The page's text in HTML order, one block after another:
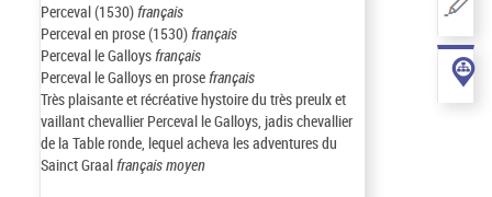
Perceval (1530)français
Perceval en prose (1530)français
Perceval le Galloysfrançais
Perceval le Galloys en prosefrançais
Très plaisante et récréative hystoire du très preulx et
vaillant chevallier Perceval le Galloys, jadis chevallier
de la Table ronde, lequel acheva les adventures du
Sainct Graalfrançais moyen